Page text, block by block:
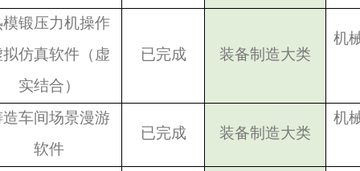
锻压力机操作
仿真软件（虚
实结合）
已完成 装备制造大类
机
车间场景漫游
软件
已完成 装备制造大类
机